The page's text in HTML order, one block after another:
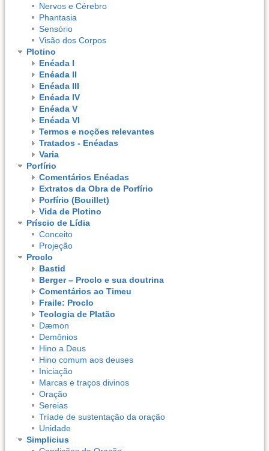
Nervos e Cérebro
Phantasia
Sensório
Visão dos Corpos
Plotino
Enéada I
Enéada II
Enéada III
Enéada IV
Enéada V
Enéada VI
Termos e noções relevantes
Tratados - Enéadas
Varia
Porfírio
Comentários Enéadas
Extratos da Obra de Porfírio
Porfírio (Bouillet)
Vida de Plotino
Príscio de Lídia
Conceito
Projeção
Proclo
Bastid
Berger – Proclo e sua doutrina
Comentários ao Timeu
Fraile: Proclo
Teologia de Platão
Dæmon
Demônios
Hino a Deus
Hino comum aos deuses
Iniciação
Marcas e traços divinos
Oração
Sereias
Tríade de sustentação da oração
Unidade
Simplicius